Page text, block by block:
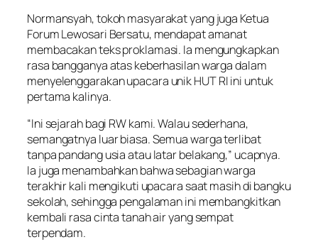
Normansyah, tokoh masyarakat yang juga Ketua
Forum Lewosari Bersatu, mendapat amanat
membacakan teks proklamasi. Ia mengungkapkan
rasa bangganya atas keberhasilan warga dalam
menyelenggarakanupacara unik HUTRI ini untuk
pertama kalinya.
“Ini sejarah bagi RW kami. Walau sederhana,
semangatnya luar biasa. Semua warga terlibat
tanpa pandang usia atau latar belakang,” ucapnya.
Ia juga menambahkan bahwa sebagian warga
terakhir kali mengikuti upacara saat masih di bangku
sekolah, sehingga pengalaman ini membangkitkan
kembali rasa cinta tanah air yang sempat
terpendam.